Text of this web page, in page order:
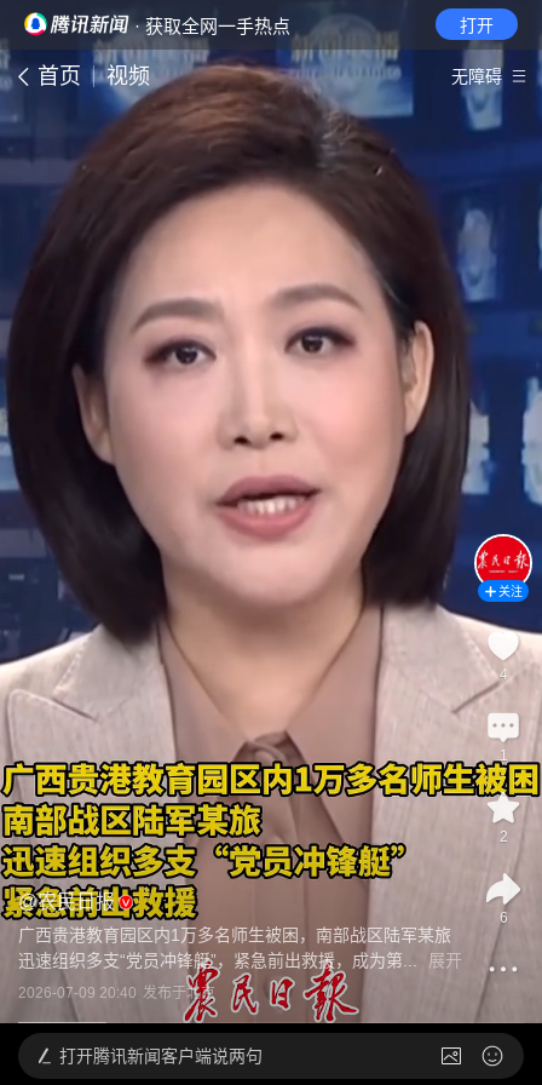
· 获取全网一手热点 打开
首页 视频 无障碍
@农民日报
广西贵港教育园区内1万多名师生被困，南部战区陆军某旅
迅速组织多支“党员冲锋艇”，紧急前出救援，成为第...
展开
2026-07-09 20:40 发布于北京
关注
4
1
2
6
打开腾讯新闻客户端说两句